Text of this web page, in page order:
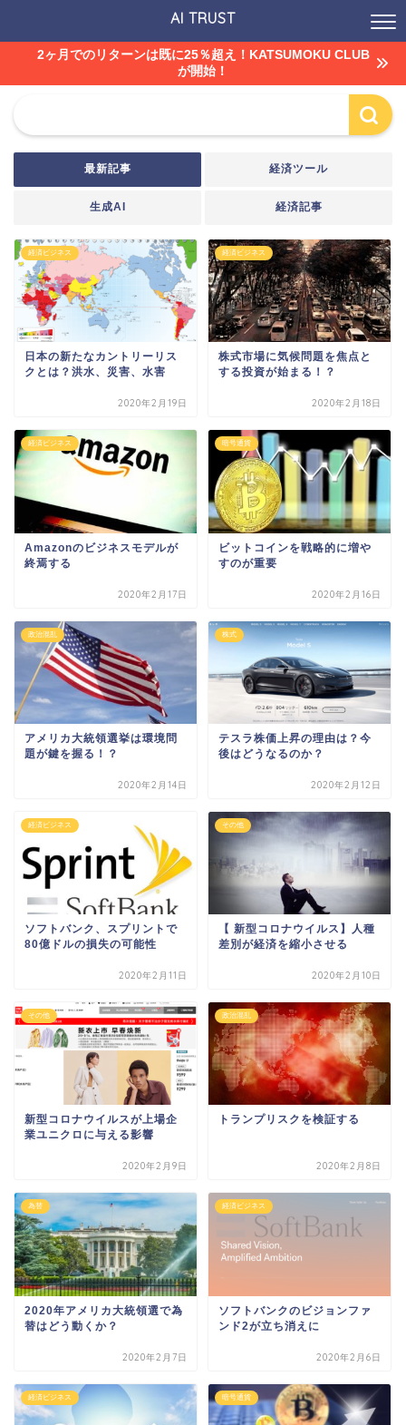
AI TRUST
2ヶ月でのリターンは既に25％超え！KATSUMOKU CLUB
が開始！
最新記事 経済ツール
生成AI 経済記事
経済ビジネス
日本の新たなカントリーリス
クとは？洪水、災害、水害
2020年2月19日
経済ビジネス
株式市場に気候問題を焦点と
する投資が始まる！？
2020年2月18日
経済ビジネス
Amazonのビジネスモデルが
終焉する
2020年2月17日
暗号通貨
ビットコインを戦略的に増や
すのが重要
2020年2月16日
政治混乱
アメリカ大統領選挙は環境問
題が鍵を握る！？
2020年2月14日
株式
テスラ株価上昇の理由は？今
後はどうなるのか？
2020年2月12日
経済ビジネス
ソフトバンク、スプリントで
80億ドルの損失の可能性
2020年2月11日
その他
【 新型コロナウイルス】人種
差別が経済を縮小させる
2020年2月10日
その他
新型コロナウイルスが上場企
業ユニクロに与える影響
2020年2月9日
政治混乱
トランプリスクを検証する
2020年2月8日
為替
2020年アメリカ大統領選で為
替はどう動くか？
2020年2月7日
経済ビジネス
ソフトバンクのビジョンファ
ンド2が立ち消えに
2020年2月6日
経済ビジネス 暗号通貨